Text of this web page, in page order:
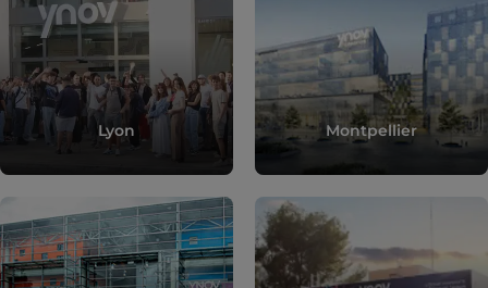
Lyon Montpellier